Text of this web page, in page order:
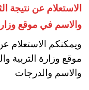
والاسم في موقع
موقع وزارة التربية
والاسم والدرجات